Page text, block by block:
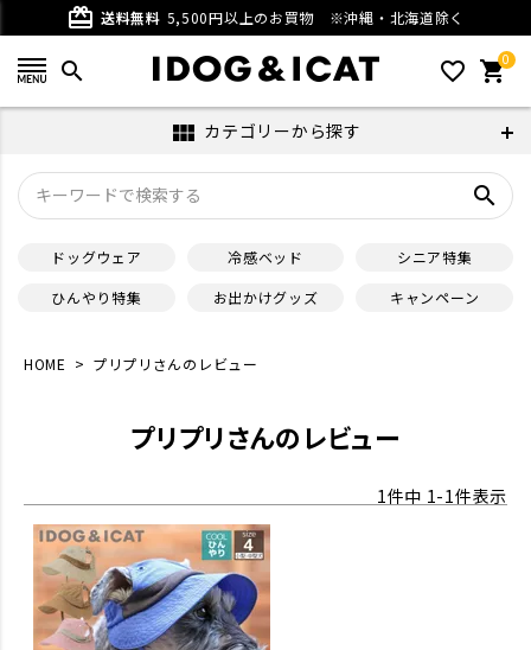
card_giftcard 送料無料 5,500円以上のお買物 ※沖縄・北海道除く
search favorite_outline 0
shopping_cart
view_module カテゴリーから探す
search
ドッグウェア 冷感ベッド
シニア特集
ひんやり特集
お出かけグッズ キャンペーン
HOME プリプリさんのレビュー
プリプリさんのレビュー
1件中 1-1件表示